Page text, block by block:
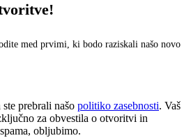
med prvimi, ki bodo raziskali našo novo
prebrali našo politiko zasebnosti. Vaš
za obvestila o otvoritvi in
obljubimo.